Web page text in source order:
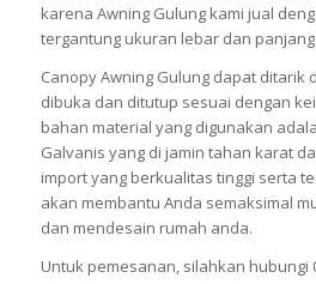
karena Awning Gulung kami jual
tergantung ukuran lebar dan
Canopy Awning Gulung dapat ditarik
dibuka dan ditutup sesuai dengan
bahan material yang digunakan
Galvanis yang di jamin tahan karat
import yang berkualitas tinggi serta
akan membantu Anda semaksimal
dan mendesain rumah anda.
Untuk pemesanan, silahkan hubungi